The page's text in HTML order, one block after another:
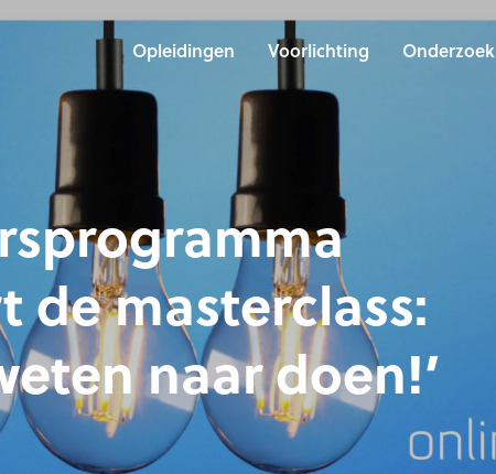
Opleidingen Voorlichting Onderzoek
de masterclass:
naar doen!’